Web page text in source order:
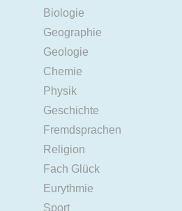
Biologie
Geographie
Geologie
Chemie
Physik
Geschichte
Fremdsprachen
Religion
Fach Glück
Eurythmie
Sport